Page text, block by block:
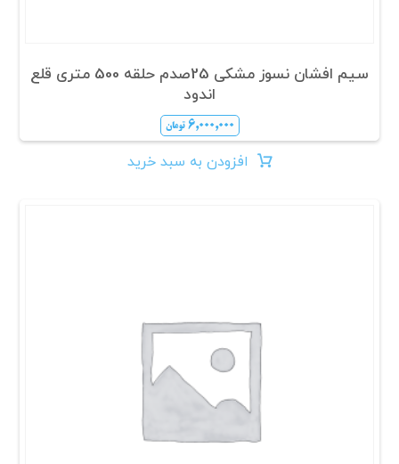
سیم افشان نسوز مشکی 25صدم حلقه 500 متری قلع
اندود
۶,۰۰۰,۰۰۰ تومان
افزودن به سبد خرید